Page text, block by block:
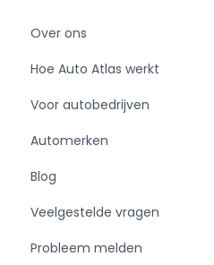
Over ons
Hoe Auto Atlas werkt
Voor autobedrijven
Automerken
Blog
Veelgestelde vragen
Probleem melden